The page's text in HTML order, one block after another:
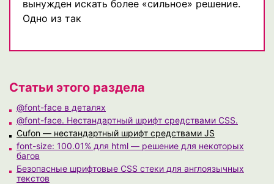
вынужден искать более «сильное» решение.
Одно из так
Статьи этого раздела
@font-face в деталях
@font-face. Нестандартный шрифт средствами CSS.
Cufon — нестандартный шрифт средствами JS
font-size: 100.01% для html — решение для некоторых
багов
Безопасные шрифтовые CSS стеки для англоязычных
текстов